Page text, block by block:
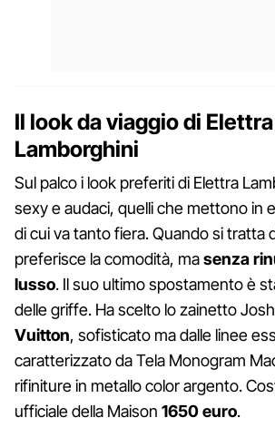
Il look da viaggio di Elettra
Lamborghini
Sul palco i look preferiti di Elettra
sexy e audaci, quelli che mettono in
di cui va tanto fiera. Quando si tratta
preferisce la comodità, masenza
lusso. Il suo ultimo spostamento è
delle griffe. Ha scelto lo zainetto
Vuitton, sofisticato ma dalle linee
caratterizzato da Tela Monogram
rifiniture in metallo color argento.
ufficiale della Maison 1650 euro.